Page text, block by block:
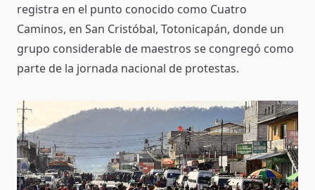
registra en el punto conocido como Cuatro
Caminos, en San Cristóbal, Totonicapán, donde un
grupo considerable de maestros se congregó como
parte de la jornada nacional de protestas.